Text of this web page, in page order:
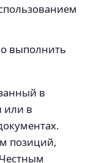
выполнить
в
или в
позиций,